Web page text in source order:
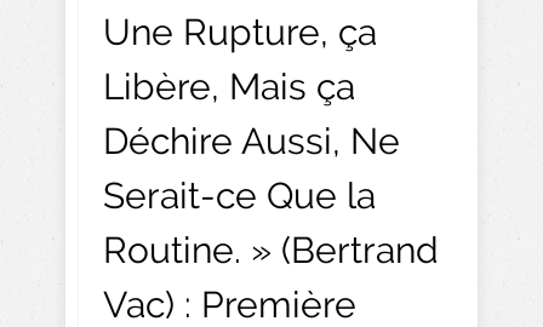
Une Rupture, ça
Libère, Mais ça
Déchire Aussi, Ne
Serait-ce Que la
Routine. » (Bertrand
Vac) : Première